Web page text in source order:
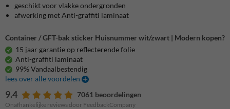
geschikt voor vlakke ondergronden
afwerking met Anti-graffiti laminaat
Container / GFT-bak sticker Huisnummer wit/zwart | Modern kopen?
15 jaar garantie op reflecterende folie
Anti-graffiti laminaat
99% Vandaalbestendig
lees over alle voordelen
9.4 7061 beoordelingen
Onafhankelijke reviews door FeedbackCompany